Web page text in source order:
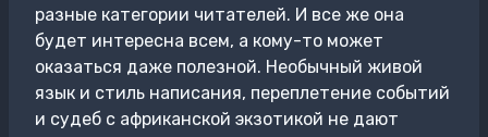
разные категории читателей. И все же она
будет интересна всем, а кому-то может
оказаться даже полезной. Необычный живой
язык и стиль написания, переплетение событий
и судеб с африканской экзотикой не дают